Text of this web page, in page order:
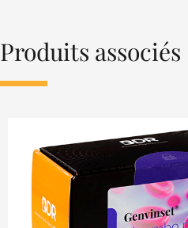
Produits associés